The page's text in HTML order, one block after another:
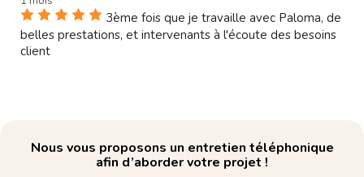
3ème fois que je travaille avec Paloma, de
belles prestations, et intervenants à l'écoute des besoins
client
Nous vous proposons un entretien téléphonique
afin d’aborder votre projet !